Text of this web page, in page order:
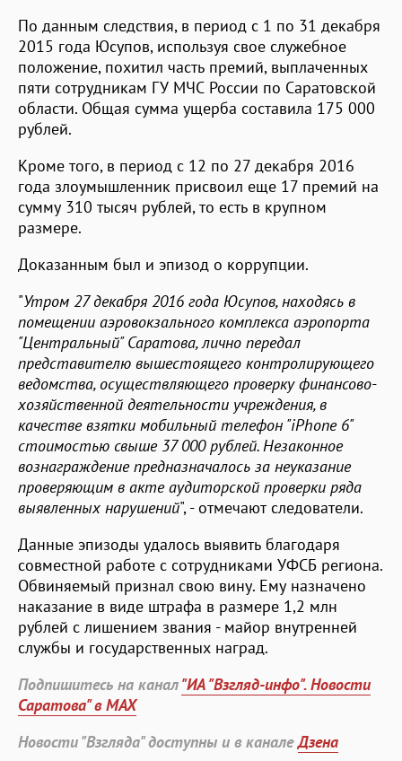
По данным следствия, в период с 1 по 31 декабря
2015 года Юсупов, используя свое служебное
положение, похитил часть премий, выплаченных
пяти сотрудникам ГУ МЧС России по Саратовской
области. Общая сумма ущерба составила 175 000
рублей.
Кроме того, в период с 12 по 27 декабря 2016
года злоумышленник присвоил еще 17 премий на
сумму 310 тысяч рублей, то есть в крупном
размере.
Доказанным был и эпизод о коррупции.
"Утром 27 декабря 2016 года Юсупов, находясь в
помещении аэровокзального комплекса аэропорта
"Центральный" Саратова, лично передал
представителю вышестоящего контролирующего
ведомства, осуществляющего проверку финансово-
хозяйственной деятельности учреждения, в
качестве взятки мобильный телефон "iPhone 6"
стоимостью свыше 37 000 рублей. Незаконное
вознаграждение предназначалось за неуказание
проверяющим в акте аудиторской проверки ряда
выявленных нарушений", - отмечают следователи.
Данные эпизоды удалось выявить благодаря
совместной работе с сотрудниками УФСБ региона.
Обвиняемый признал свою вину. Ему назначено
наказание в виде штрафа в размере 1,2 млн
рублей с лишением звания - майор внутренней
службы и государственных наград.
Подпишитесь на канал"ИА "Взгляд-инфо". Новости
Саратова" в MAX
Новости "Взгляда" доступны и в каналеДзена